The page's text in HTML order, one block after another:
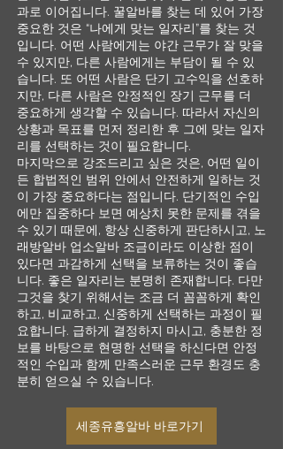
과로 이어집니다. 꿀알바를 찾는 데 있어 가장
중요한 것은 “나에게 맞는 일자리”를 찾는 것
입니다. 어떤 사람에게는 야간 근무가 잘 맞을
수 있지만, 다른 사람에게는 부담이 될 수 있
습니다. 또 어떤 사람은 단기 고수익을 선호하
지만, 다른 사람은 안정적인 장기 근무를 더
중요하게 생각할 수 있습니다. 따라서 자신의
상황과 목표를 먼저 정리한 후 그에 맞는 일자
리를 선택하는 것이 필요합니다.
마지막으로 강조드리고 싶은 것은, 어떤 일이
든 합법적인 범위 안에서 안전하게 일하는 것
이 가장 중요하다는 점입니다. 단기적인 수입
에만 집중하다 보면 예상치 못한 문제를 겪을
수 있기 때문에, 항상 신중하게 판단하시고, 노
래방알바 업소알바 조금이라도 이상한 점이
있다면 과감하게 선택을 보류하는 것이 좋습
니다. 좋은 일자리는 분명히 존재합니다. 다만
그것을 찾기 위해서는 조금 더 꼼꼼하게 확인
하고, 비교하고, 신중하게 선택하는 과정이 필
요합니다. 급하게 결정하지 마시고, 충분한 정
보를 바탕으로 현명한 선택을 하신다면 안정
적인 수입과 함께 만족스러운 근무 환경도 충
분히 얻으실 수 있습니다.
세종유흥알바 바로가기